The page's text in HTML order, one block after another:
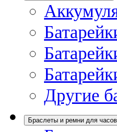
Другие
Браслеты и ремни для часов